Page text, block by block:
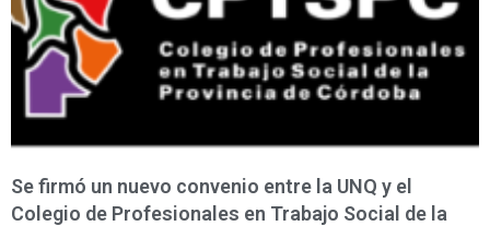
Se firmó un nuevo convenio entre la UNQ y el
Colegio de Profesionales en Trabajo Social de la